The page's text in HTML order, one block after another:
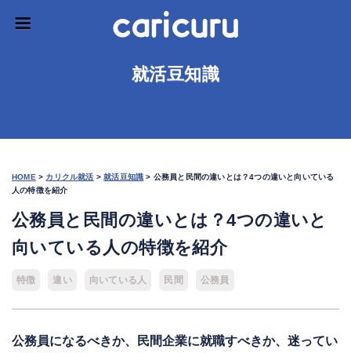
就活豆知識
HOME > カリクル就活 >就活豆知識 > 公務員と民間の違いとは？4つの違いと向いている
人の特徴を紹介
公務員と民間の違いとは？4つの違いと
向いている人の特徴を紹介
特徴 違い 向いている人 民間 公務員
公務員になるべきか、民間企業に就職すべきか、迷ってい